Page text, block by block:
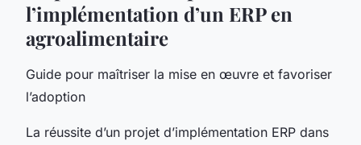
l’implémentation d’un ERP en
agroalimentaire
Guide pour maîtriser la mise en œuvre et favoriser
l’adoption
La réussite d’un projet d’implémentation ERP dans